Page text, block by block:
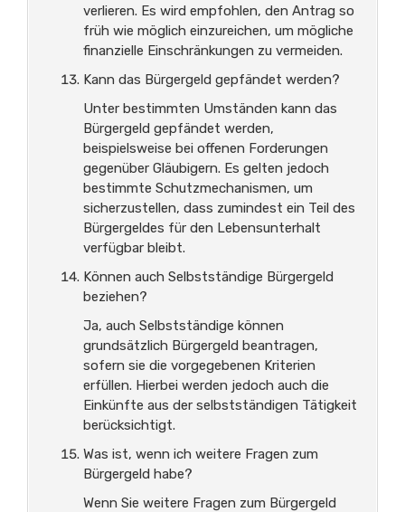
verlieren. Es wird empfohlen, den Antrag so
früh wie möglich einzureichen, um mögliche
finanzielle Einschränkungen zu vermeiden.
Kann das Bürgergeld gepfändet werden?
Unter bestimmten Umständen kann das
Bürgergeld gepfändet werden,
beispielsweise bei offenen Forderungen
gegenüber Gläubigern. Es gelten jedoch
bestimmte Schutzmechanismen, um
sicherzustellen, dass zumindest ein Teil des
Bürgergeldes für den Lebensunterhalt
verfügbar bleibt.
Können auch Selbstständige Bürgergeld
beziehen?
Ja, auch Selbstständige können
grundsätzlich Bürgergeld beantragen,
sofern sie die vorgegebenen Kriterien
erfüllen. Hierbei werden jedoch auch die
Einkünfte aus der selbstständigen Tätigkeit
berücksichtigt.
Was ist, wenn ich weitere Fragen zum
Bürgergeld habe?
Wenn Sie weitere Fragen zum Bürgergeld